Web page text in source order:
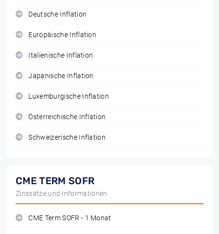
Deutsche Inflation
Europäische Inflation
Italienische Inflation
Japanische Inflation
Luxemburgische Inflation
Österreichische Inflation
Schweizerische Inflation
CME TERM SOFR
Zinssätze und Informationen
CME Term SOFR - 1 Monat